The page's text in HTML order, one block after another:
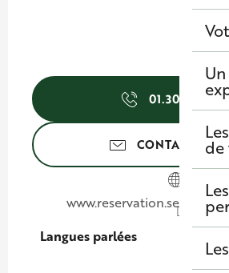
de
01.30.09.39.
CONTACTEZ-
www.reservation.seine-
Langues parlées
Langues parlées